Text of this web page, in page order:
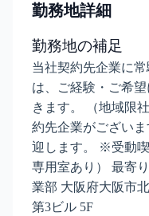
勤務地詳細
勤務地の補足
当社契約先企業に
は、ご経験・ご希
きます。 （地域限
約先企業がござい
迎します。 ※受動
専用室あり） 最寄
業部 大阪府大阪市
第3ビル 5F